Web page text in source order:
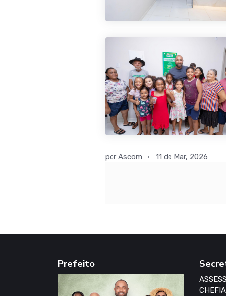
por Ascom 11 de Mar, 2026
Prefeito